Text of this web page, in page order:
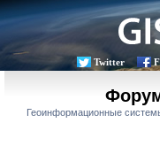
Twitter
Геоинформационные